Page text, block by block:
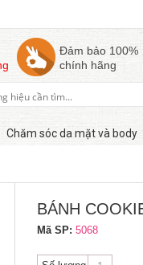
Đảm bảo 100%
chính hãng
Chăm sóc da mặt và body
Hàng online
BÁNH
Mã SP: 5068